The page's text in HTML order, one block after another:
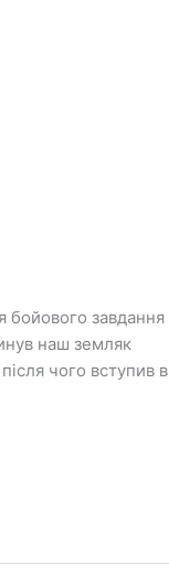
бойового завдання
наш земляк
чого вступив в